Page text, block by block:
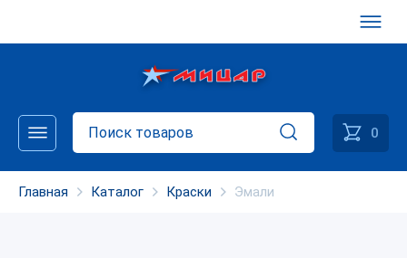
0
Главная Каталог Краски Эмали